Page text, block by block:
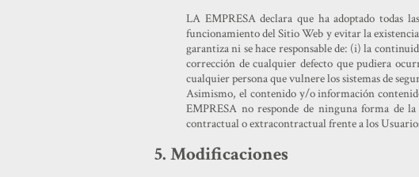
LA EMPRESA declara que ha adoptado todas
funcionamiento del Sitio Web y evitar la
garantiza ni se hace responsable de: (i) la
corrección de cualquier defecto que pudiera
cualquier persona que vulnere los sistemas de
Asimismo, el contenido y/o información
EMPRESA no responde de ninguna forma de
contractual o extracontractual frente a los
5. Modificaciones